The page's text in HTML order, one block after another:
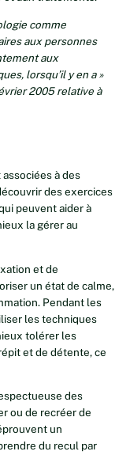
comme
aux personnes
aux
lorsqu’il y en a »
2005 relative à
à des
des exercices
peuvent aider à
la gérer au
et de
un état de calme,
Pendant les
les techniques
tolérer les
et de détente, ce
des
ou de recréer de
un
du recul par